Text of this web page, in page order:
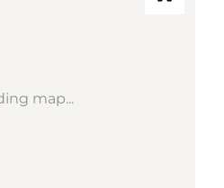
map...